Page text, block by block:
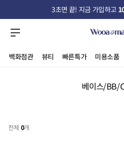
3초면 끝! 지금 가입하고
백화점관 뷰티 빠른특가 미용소품
베이스/BB/
전체 0개